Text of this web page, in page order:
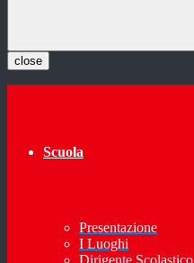
close
Scuola
Presentazione
I Luoghi